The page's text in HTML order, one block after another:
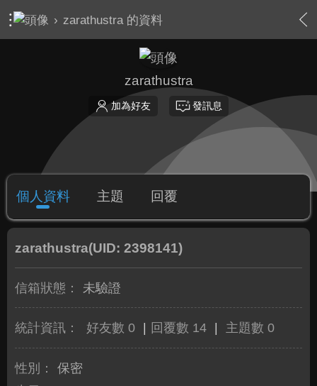
› zarathustra 的資料
zarathustra
加為好友 發訊息
個人資料 主題 回覆
zarathustra(UID: 2398141)
信箱狀態： 未驗證
統計資訊： 好友數 0 回覆數 14 主題數 0
性別：
保密